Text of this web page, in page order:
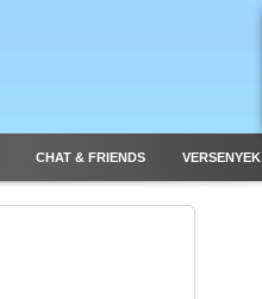
CHAT & FRIENDS VERSENYEK